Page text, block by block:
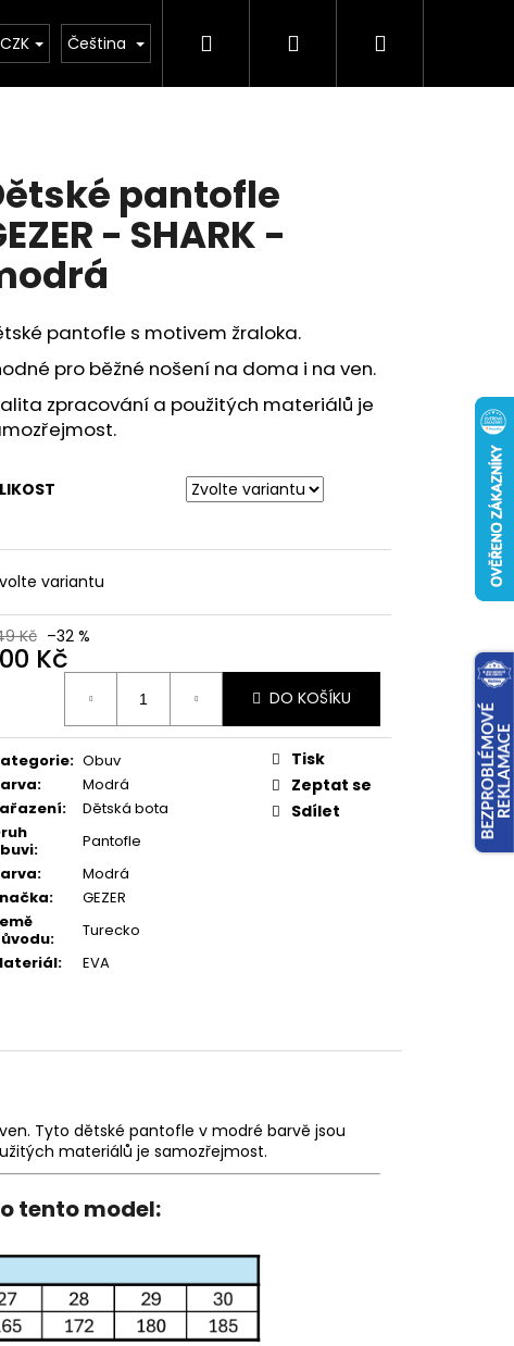
Obuv Kolekce léto 2026 Chovatelské
CZK Čeština Hledat PřihlášeníNákupní
pantofle
- SHARK -
pantofle s motivem žraloka.
pro běžné nošení na doma i na ven.
zpracování a použitých materiálů je
variantu
Kč –32 %
Kč
DO KOŠÍKU
: Obuv
:
Modrá
:
Dětská bota
:
Pantofle
:
Modrá
:
GEZER
:
Turecko
: EVA
Tisk
Zeptat se
Sdílet
Tyto dětské pantofle v modré barvě jsou
materiálů je samozřejmost.
tento model: